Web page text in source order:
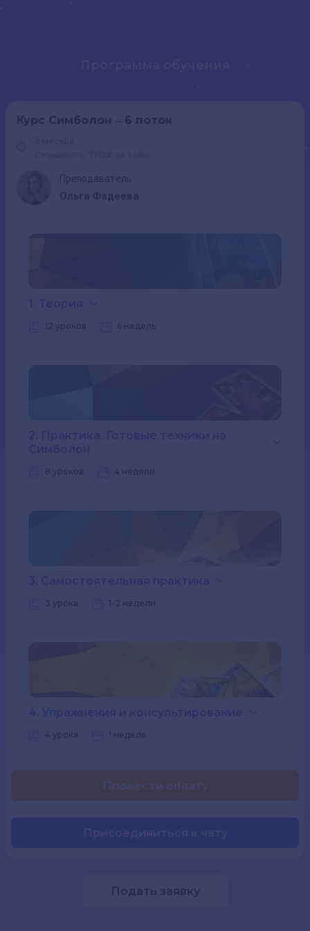
Курс Симболон ‒ 6 поток
Преподаватель
Ольга Фадеева
12 уроков 6 недель
8 уроков 4 недели
3 урока 1-2 недели
4 урока 1 неделя
Провести оплату
Подать заявку